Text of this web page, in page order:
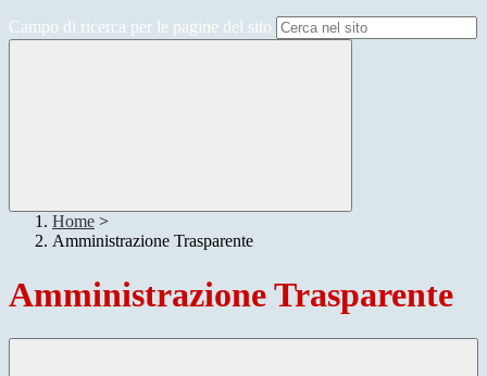
Campo di ricerca per le pagine del sito
Home >
Amministrazione Trasparente
Amministrazione Trasparente